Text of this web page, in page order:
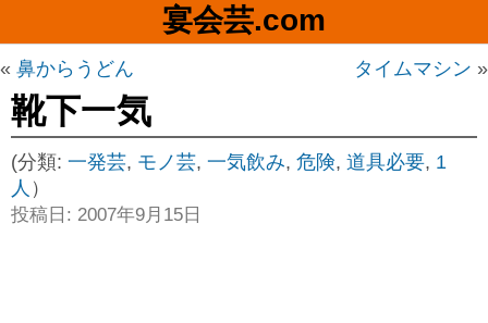
宴会芸.com
« 鼻からうどん タイムマシン »
靴下一気
(分類: 一発芸, モノ芸, 一気飲み, 危険, 道具必要, 1
人 ）
投稿日: 2007年9月15日